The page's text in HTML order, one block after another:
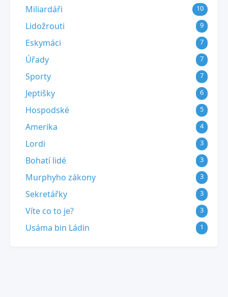
Miliardáři 10
Lidožrouti 9
Eskymáci 7
Úřady 7
Sporty 7
Jeptišky 6
Hospodské 5
Amerika 4
Lordi 3
Bohatí lidé 3
Murphyho zákony 3
Sekretářky 3
Víte co to je? 3
Usáma bin Ládin 1